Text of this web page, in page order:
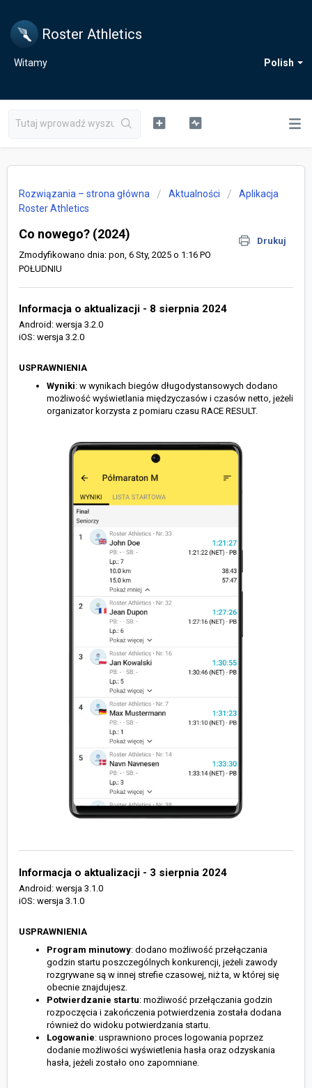
Roster Athletics
Polish
Witamy
Rozwiązania – strona główna Aktualności
Aplikacja
Roster Athletics
Co nowego? (2024)
Drukuj
Zmodyfikowano dnia: pon, 6 Sty, 2025 o 1:16 PO
POŁUDNIU
Informacja o aktualizacji - 8 sierpnia 2024
Android: wersja 3.2.0
iOS: wersja 3.2.0
USPRAWNIENIA
Wyniki: w wynikach biegów długodystansowych dodano
możliwość wyświetlania międzyczasów i czasów netto, jeżeli
organizator korzysta z pomiaru czasu RACE RESULT.
Informacja o aktualizacji - 3 sierpnia 2024
Android: wersja 3.1.0
iOS: wersja 3.1.0
USPRAWNIENIA
Program minutowy: dodano możliwość przełączania
godzin startu poszczególnych konkurencji, jeżeli zawody
rozgrywane są w innej strefie czasowej, niż ta, w której się
obecnie znajdujesz.
Potwierdzanie startu: możliwość przełączania godzin
rozpoczęcia i zakończenia potwierdzenia została dodana
również do widoku potwierdzania startu.
Logowanie: usprawniono proces logowania poprzez
dodanie możliwości wyświetlenia hasła oraz odzyskania
hasła, jeżeli zostało ono zapomniane.